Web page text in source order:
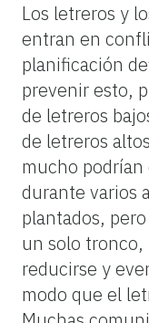
Los letreros y
entran en
planificación
prevenir esto,
de letreros
de letreros
mucho
durante varios
plantados,
un solo tronco,
reducirse y
modo que el